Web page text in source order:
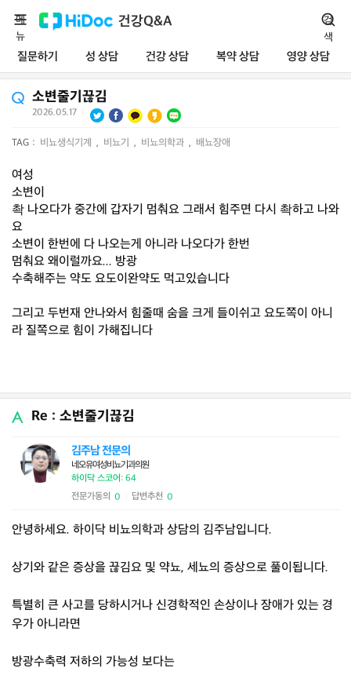
건강Q&A
질문하기 성 상담 건강 상담 복약 상담 영양 상담
메
뉴
검
색
소변줄기끊김
2026.05.17
TAG : 비뇨생식기계 , 비뇨기 , 비뇨의학과 , 배뇨장애
여성
소변이
촥 나오다가 중간에 갑자기 멈춰요 그래서 힘주면 다시 촥하고 나와
요
소변이 한번에 다 나오는게 아니라 나오다가 한번
멈춰요 왜이럴까요... 방광
수축해주는 약도 요도이완약도 먹고있습니다
그리고 두번재 안나와서 힘줄때 숨을 크게 들이쉬고 요도쪽이 아니
라 질쪽으로 힘이 가해집니다
Re : 소변줄기끊김
김주남 전문의
네오유여성비뇨기과의원
하이닥 스코어: 64
전문가동의 0 답변추천 0
안녕하세요. 하이닥 비뇨의학과 상담의 김주남입니다.
상기와 같은 증상을 끊김요 및 약뇨, 세뇨의 증상으로 풀이됩니다.
특별히 큰 사고를 당하시거나 신경학적인 손상이나 장애가 있는 경
우가 아니라면
방광수축력 저하의 가능성 보다는